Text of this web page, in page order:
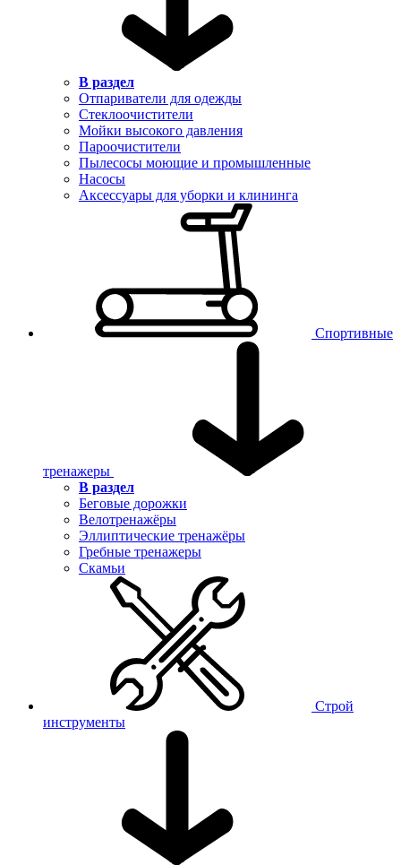
В раздел
Отпариватели для одежды
Стеклоочистители
Мойки высокого давления
Пароочистители
Пылесосы моющие и промышленные
Насосы
Аксессуары для уборки и клининга
Спортивные
тренажеры
В раздел
Беговые дорожки
Велотренажёры
Эллиптические тренажёры
Гребные тренажеры
Скамьи
Строй
инструменты